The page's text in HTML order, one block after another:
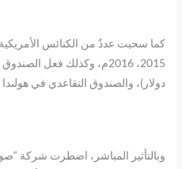
كما سحبت عددٌ من الكنائس
دولار)، والصندوق التقاعدي في هولندا ( 200مليار
وبالتأثير المباشر، اضطرت شركة